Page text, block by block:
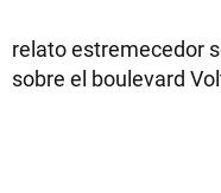
relato estremecedor
sobre el boulevard